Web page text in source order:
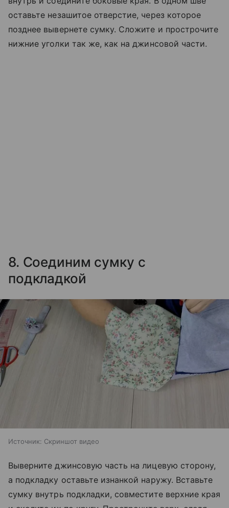
оставьте незашитое отверстие, через которое
позднее вывернете сумку. Сложите и прострочите
нижние уголки так же, как на джинсовой части.
8. Соединим сумку с
подкладкой
Источник: Скриншот видео
Выверните джинсовую часть на лицевую сторону,
а подкладку оставьте изнанкой наружу. Вставьте
сумку внутрь подкладки, совместите верхние края